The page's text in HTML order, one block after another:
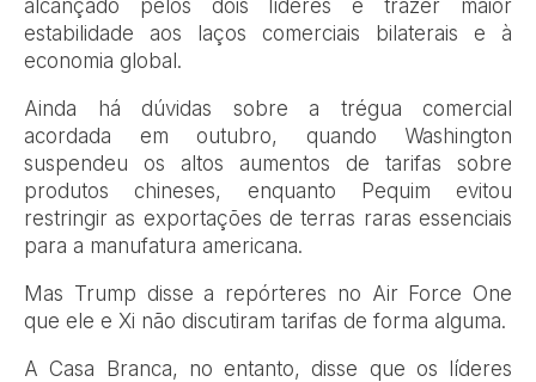
alcançado pelos dois líderes e trazer maior
estabilidade aos laços comerciais bilaterais e à
economia global.
Ainda há dúvidas sobre a trégua comercial
acordada em outubro, quando Washington
suspendeu os altos aumentos de tarifas sobre
produtos chineses, enquanto Pequim evitou
restringir as exportações de terras raras essenciais
para a manufatura americana.
Mas Trump disse a repórteres no Air Force One
que ele e Xi não discutiram tarifas de forma alguma.
A Casa Branca, no entanto, disse que os líderes